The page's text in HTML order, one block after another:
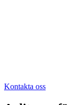
Kontakta oss